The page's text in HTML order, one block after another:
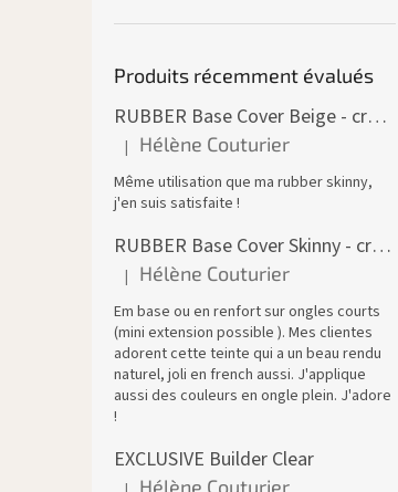
Produits récemment évalués
RUBBER Base Cover Beige - creuset 30 ml
L'évaluation du produit est de 5 sur 5 étoiles.
| Hélène Couturier
Même utilisation que ma rubber skinny,
j'en suis satisfaite !
RUBBER Base Cover Skinny - creuset 30 g
L'évaluation du produit est de 5 sur 5 étoiles.
| Hélène Couturier
Em base ou en renfort sur ongles courts
(mini extension possible ). Mes clientes
adorent cette teinte qui a un beau rendu
naturel, joli en french aussi. J'applique
aussi des couleurs en ongle plein. J'adore
!
EXCLUSIVE Builder Clear
Hélène Couturier